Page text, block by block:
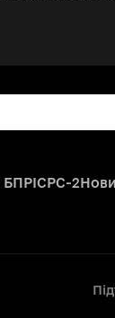
БПРICPC-2